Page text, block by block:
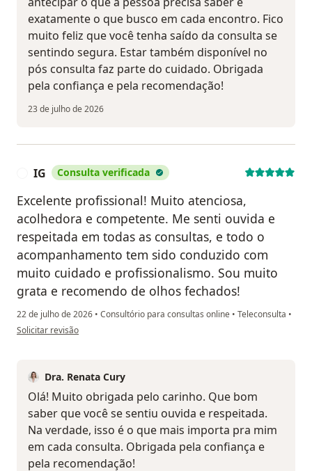
exatamente o que busco em cada encontro. Fico
muito feliz que você tenha saído da consulta se
sentindo segura. Estar também disponível no
pós consulta faz parte do cuidado. Obrigada
pela confiança e pela recomendação!
23 de julho de 2026
IG Consulta verificada
Excelente profissional! Muito atenciosa,
acolhedora e competente. Me senti ouvida e
respeitada em todas as consultas, e todo o
acompanhamento tem sido conduzido com
muito cuidado e profissionalismo. Sou muito
grata e recomendo de olhos fechados!
22 de julho de 2026 • Consultório para consultas online • Teleconsulta •
na opinião do utilizador IG
Solicitar revisão
Dra. Renata Cury
Olá! Muito obrigada pelo carinho. Que bom
saber que você se sentiu ouvida e respeitada.
Na verdade, isso é o que mais importa pra mim
em cada consulta. Obrigada pela confiança e
pela recomendação!